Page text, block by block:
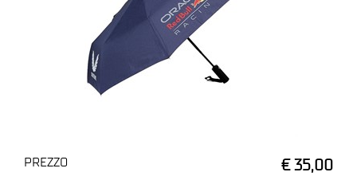
PREZZO € 35,00